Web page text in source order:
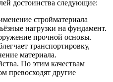
достоинства следующие:
стройматериала
нагрузки на фундамент.
прочной основы.
транспортировку,
материала.
По этим качествам
превосходят другие